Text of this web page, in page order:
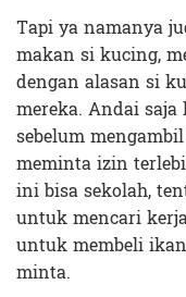
Tapi ya namanya
makan si kucing,
dengan alasan si
mereka. Andai
sebelum
meminta izin
ini bisa sekolah,
untuk mencari
untuk membeli
minta.